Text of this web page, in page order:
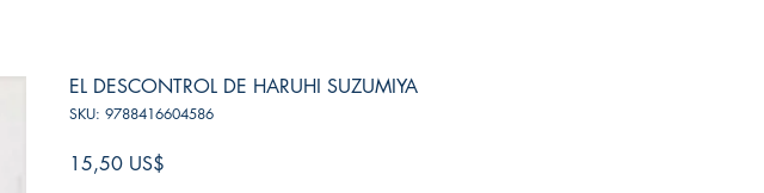
EL DESCONTROL DE HARUHI SUZUMIYA
SKU: 9788416604586
15,50 US$